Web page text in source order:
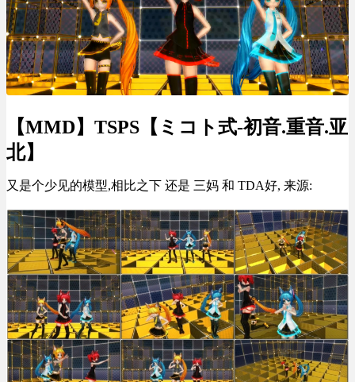
【MMD】TSPS【ミコト式-初音.重音.亚
北】
又是个少见的模型,相比之下 还是 三妈 和 TDA好, 来源: